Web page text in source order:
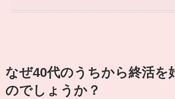
なぜ40代のうちから終活を
のでしょうか？